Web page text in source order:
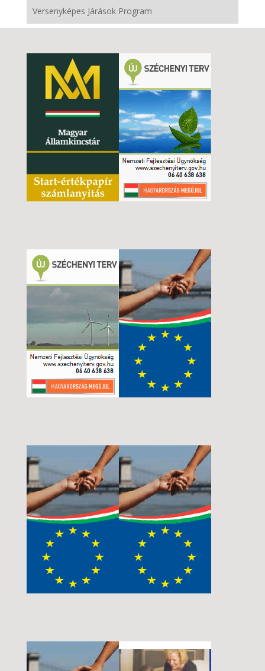
Versenyképes Járások Program